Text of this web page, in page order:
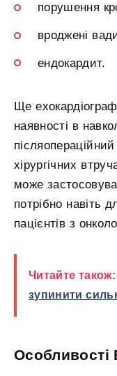
порушення
вроджені
ендокардит.
Ще
наявності в
хірургічних
може
потрібно навіть
пацієнтів з
Читайте також:
зупинити
Особливості